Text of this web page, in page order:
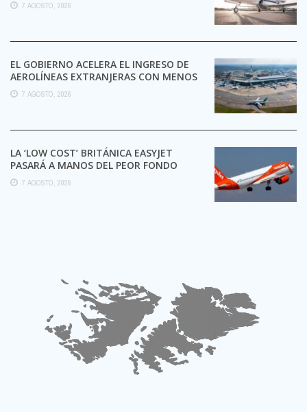
7 AGOSTO, 2026
EL GOBIERNO ACELERA EL INGRESO DE
AEROLÍNEAS EXTRANJERAS CON MENOS
TRÁMITES
7 AGOSTO, 2026
LA ‘LOW COST’ BRITÁNICA EASYJET
PASARÁ A MANOS DEL PEOR FONDO
POSIBLE:
7 AGOSTO, 2026